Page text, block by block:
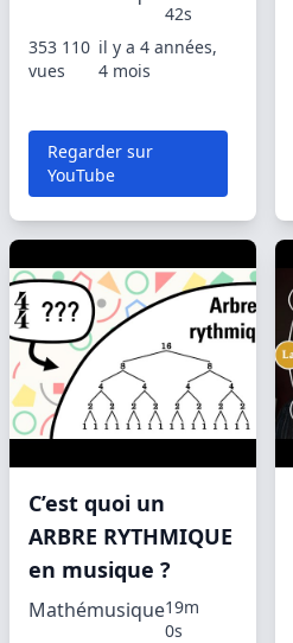
42s
353 110
vues
il y a 4 années,
4 mois
Regarder sur
YouTube
C’est quoi un
ARBRE RYTHMIQUE
en musique ?
Mathémusique19m
0s